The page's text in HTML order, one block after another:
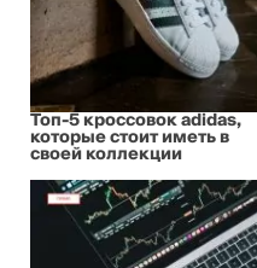
Топ-5 кроссовок adidas,
которые стоит иметь в
своей коллекции